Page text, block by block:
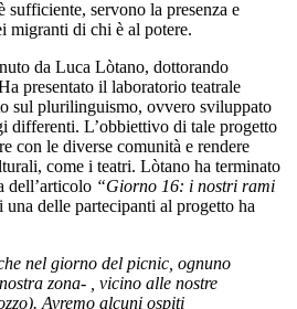
servono la presenza e
migranti di chi è al potere.
da Luca Lòtano, dottorando
presentato il laboratorio teatrale
sul plurilinguismo, ovvero sviluppato
differenti. L’obbiettivo di tale progetto
con le diverse comunità e rendere
come i teatri. Lòtano ha terminato
dell’articolo “Giorno 16: i nostri rami
una delle partecipanti al progetto ha
nel giorno del picnic, ognuno
zona- , vicino alle nostre
Avremo alcuni ospiti